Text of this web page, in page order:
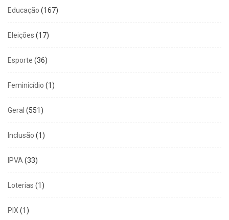
Educação (167)
Eleições (17)
Esporte (36)
Feminicídio (1)
Geral (551)
Inclusão (1)
IPVA (33)
Loterias (1)
PIX (1)